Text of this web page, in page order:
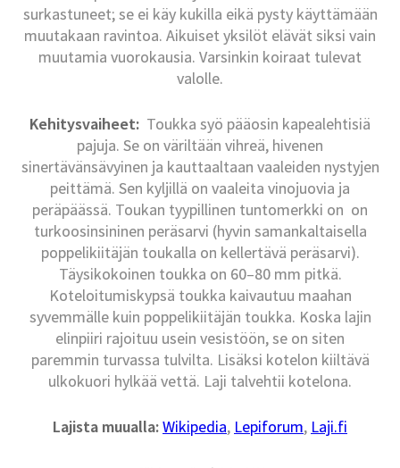
surkastuneet; se ei käy kukilla eikä pysty käyttämään
muutakaan ravintoa. Aikuiset yksilöt elävät siksi vain
muutamia vuorokausia. Varsinkin koiraat tulevat
valolle.
Kehitysvaiheet: Toukka syö pääosin kapealehtisiä
pajuja. Se on väriltään vihreä, hivenen
sinertävänsävyinen ja kauttaaltaan vaaleiden nystyjen
peittämä. Sen kyljillä on vaaleita vinojuovia ja
peräpäässä. Toukan tyypillinen tuntomerkki on on
turkoosinsininen peräsarvi (hyvin samankaltaisella
poppelikiitäjän toukalla on kellertävä peräsarvi).
Täysikokoinen toukka on 60–80 mm pitkä.
Koteloitumiskypsä toukka kaivautuu maahan
syvemmälle kuin poppelikiitäjän toukka. Koska lajin
elinpiiri rajoituu usein vesistöön, se on siten
paremmin turvassa tulvilta. Lisäksi kotelon kiiltävä
ulkokuori hylkää vettä. Laji talvehtii kotelona.
Lajista muualla:Wikipedia, Lepiforum, Laji.fi